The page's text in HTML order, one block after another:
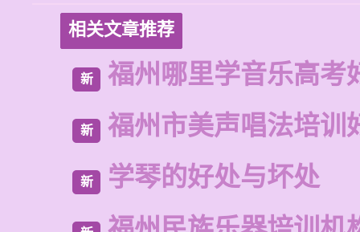
相关文章推荐
新 福州哪里学音乐高考
新 福州市美声唱法培训
新 学琴的好处与坏处